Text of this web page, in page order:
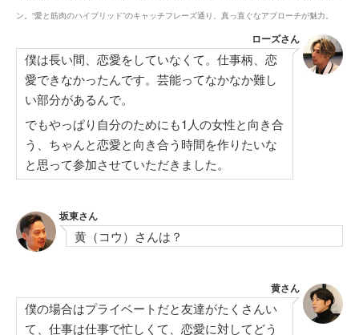
ン。“愛と筋肉のハイブリッド”のキャッチフレーズ通り、真っ直ぐなアプローチが魅力。
ローズさん
僕は長い間、恋愛をしていなくて。仕事柄、恋
愛できなかったんです。芸能ってなかなか難し
い部分があるんで。
でもやっぱり自分のためにも1人の女性と向き合
う、ちゃんと恋愛と向き合う時間を作りたいな
と思って参加させていただきました。
坂東さん
黄（コウ）さんは？
黄さん
僕の場合はプライベートだと友達がたくさんい
て、仕事は仕事で忙しくて、恋愛に対してどう